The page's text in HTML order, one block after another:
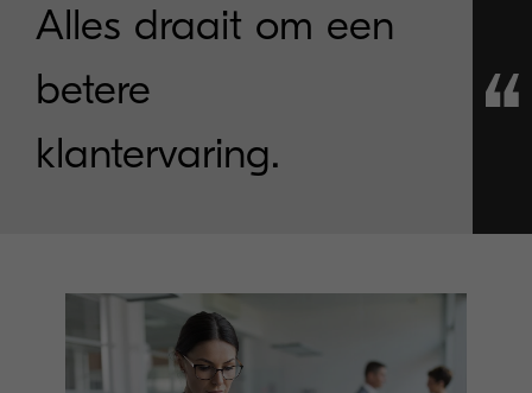
Alles draait om een
betere
klantervaring.